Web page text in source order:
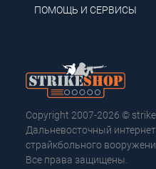
ПОМОЩЬ И СЕРВИСЫ
Copyright 2007-2026 ©
Дальневосточный
страйкбольного
Все права защищены.